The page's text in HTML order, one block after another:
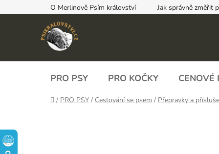
na
O Merlinově Psím království Jak správně změřit
PRO PSY PRO KOČKY CENOVÉ
Domů
/ PRO PSY / Cestování se psem / Přepravky a